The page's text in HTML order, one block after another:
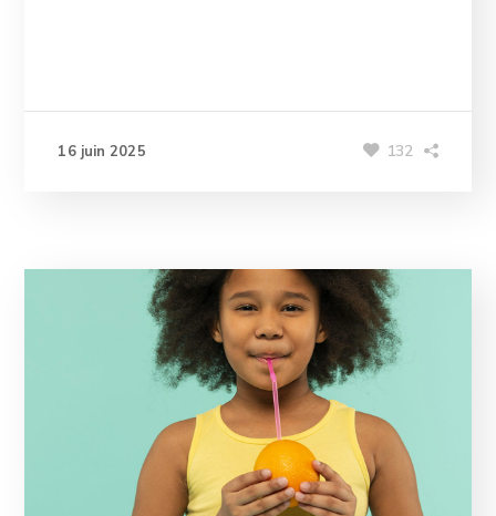
16 juin 2025 132